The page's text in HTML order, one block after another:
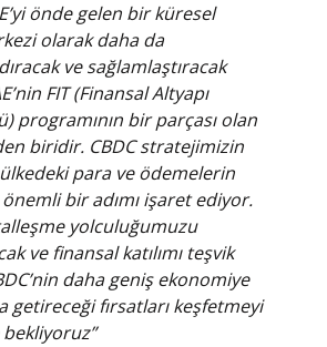
önde gelen bir küresel
olarak daha da
ve sağlamlaştıracak
FIT (Finansal Altyapı
programının bir parçası olan
biridir. CBDC stratejimizin
para ve ödemelerin
bir adımı işaret ediyor.
yolculuğumuzu
ve finansal katılımı teşvik
daha geniş ekonomiye
getireceği fırsatları keşfetmeyi